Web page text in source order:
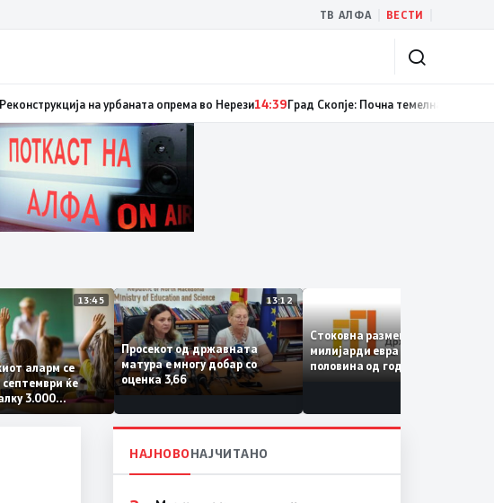
ТВ АЛФА ВЕСТИ
МЗ: Нови седум случаи на инфекција со вирусот Западен Нил, сите од Скопје14:40
13:45
аларм се
во септември ќе
3.000
помалку
13:12
Просекот од државната
матура е многу добар со
оценка 3,66
Стоковна размена од 10,5
милијарди евра во првата
половина од годината –
НАЈНОВОНАЈЧИТАНО